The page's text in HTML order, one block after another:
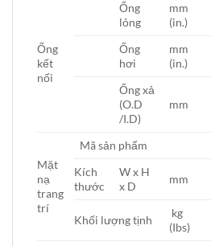
Ống
kết
nối
Ống
lỏng
mm
(in.)
Ống
hơi
mm
(in.)
Ống xả
(O.D
/I.D)
mm
Mặt
nạ
trang
trí
Mã sản phẩm
Kích
thước
W x H
x D
mm
Khối lượng tịnh
kg
(Ibs)